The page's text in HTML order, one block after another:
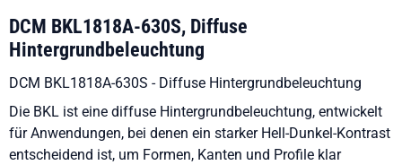
DCM BKL1818A-630S, Diffuse
Hintergrundbeleuchtung
DCM BKL1818A-630S - Diffuse Hintergrundbeleuchtung
Die BKL ist eine diffuse Hintergrundbeleuchtung, entwickelt
für Anwendungen, bei denen ein starker Hell-Dunkel-Kontrast
entscheidend ist, um Formen, Kanten und Profile klar